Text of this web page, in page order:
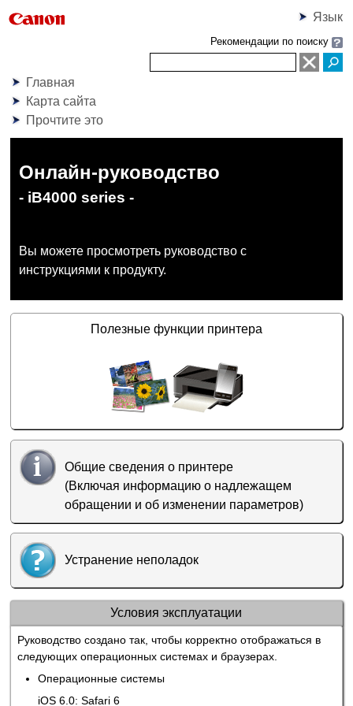
Язык
Рекомендации по поиску
Главная
Карта сайта
Прочтите это
Онлайн-руководство
- iB4000 series -
Вы можете просмотреть руководство с
инструкциями к продукту.
Полезные функции принтера
Общие сведения о принтере
(Включая информацию о надлежащем
обращении и об изменении параметров)
Устранение неполадок
Условия эксплуатации
Руководство создано так, чтобы корректно отображаться в
следующих операционных системах и браузерах.
Операционные системы
iOS6.0: Safari6